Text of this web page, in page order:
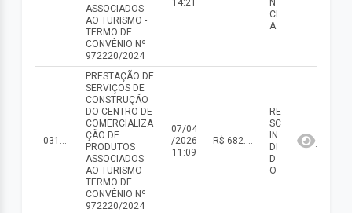
ASSOCIADOS
AO TURISMO -
TERMO DE
CONVÊNIO Nº
972220/2024
14:21
N
CI
A
031/2025
PRESTAÇÃO DE
SERVIÇOS DE
CONSTRUÇÃO
DO CENTRO DE
COMERCIALIZA
ÇÃO DE
PRODUTOS
ASSOCIADOS
AO TURISMO -
TERMO DE
CONVÊNIO Nº
972220/2024
07/04
/2026
11:09
R$ 682.703,38(valor inicial) R$ 682.703,38(valor atualizado)
RE
SC
IN
DI
D
O